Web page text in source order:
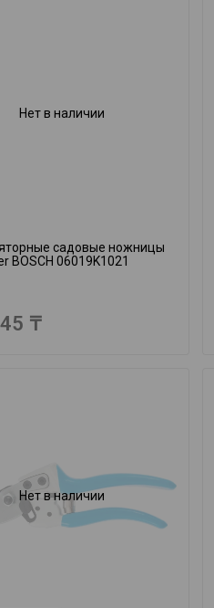
Нет в наличии
садовые ножницы
BOSCH 06019K1021
₸
Нет в наличии